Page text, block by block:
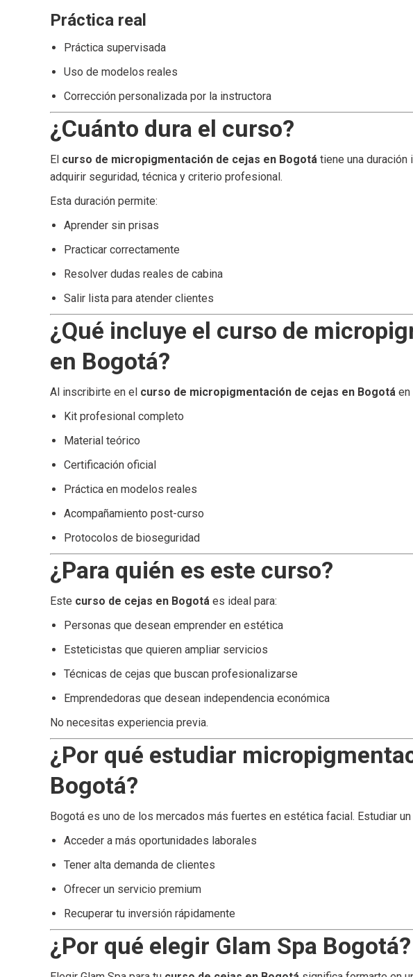
Práctica real
Práctica supervisada
Uso de modelos reales
Corrección personalizada por la instructora
¿Cuánto dura el curso?
El curso de micropigmentación de cejas en Bogotá tiene una duración
adquirir seguridad, técnica y criterio profesional.
Esta duración permite:
Aprender sin prisas
Practicar correctamente
Resolver dudas reales de cabina
Salir lista para atender clientes
¿Qué incluye el curso de
en Bogotá?
Al inscribirte en el curso de micropigmentación de cejas en Bogotá en
Kit profesional completo
Material teórico
Certificación oficial
Práctica en modelos reales
Acompañamiento post-curso
Protocolos de bioseguridad
¿Para quién es este curso?
Este curso de cejas en Bogotá es ideal para:
Personas que desean emprender en estética
Esteticistas que quieren ampliar servicios
Técnicas de cejas que buscan profesionalizarse
Emprendedoras que desean independencia económica
No necesitas experiencia previa.
¿Por qué estudiar
Bogotá?
Bogotá es uno de los mercados más fuertes en estética facial. Estudiar un
Acceder a más oportunidades laborales
Tener alta demanda de clientes
Ofrecer un servicio premium
Recuperar tu inversión rápidamente
¿Por qué elegir Glam Spa Bogotá?